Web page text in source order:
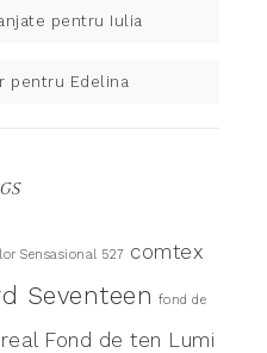
pentru Iulia
pentru Edelina
Sensasional 527 comtex
Seventeen fond de
Fond de ten Lumi